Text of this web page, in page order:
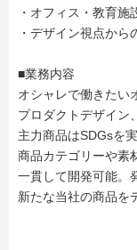
・オフィス・教育施
・デザイン視点か
■業務内容
オシャレで働きたい
プロダクトデザイン
主力商品はSDGsを
商品カテゴリーや素
一貫して開発可能。
新たな当社の商品を